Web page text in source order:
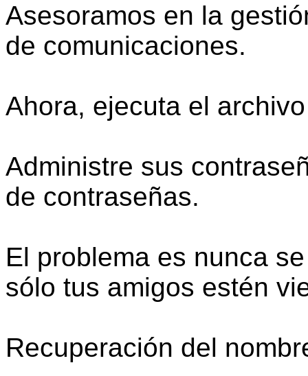
Asesoramos en la
de comunicaciones.
Ahora, ejecuta el
Administre sus
de contraseñas.
El problema es nunca
sólo tus amigos estén
Recuperación del